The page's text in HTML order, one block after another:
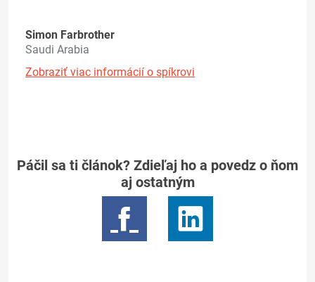
Simon Farbrother
Saudi Arabia
Zobraziť viac informácií o spíkrovi
Páčil sa ti článok? Zdieľaj ho a povedz o ňom
aj ostatným